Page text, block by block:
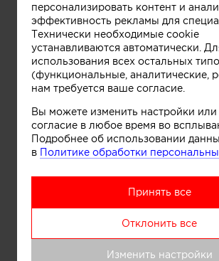
Информация
Информация
персонализировать контент и
эффективность рекламы для
Технически необходимые cookie
устанавливаются автоматически.
использования всех остальных
(функциональные, аналитические,
нам требуется ваше согласие.
Вы можете изменить настройки или
согласие в любое время во
Подробнее об использовании
в Политике обработки
Принять все
Отклонить все
Изменить настройки